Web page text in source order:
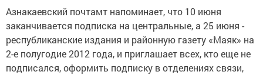
Азнакаевский почтамт напоминает, что 10 июня
заканчивается подписка на центральные, а 25 июня -
республиканские издания и районную газету «Маяк» на
2-е полугодие 2012 года, и приглашает всех, кто еще не
подписался, оформить подписку в отделениях связи,